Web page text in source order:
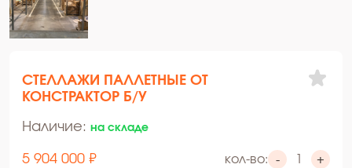
СТЕЛЛАЖИ ПАЛЛЕТНЫЕ ОТ
КОНСТРАКТОР Б/У
Наличие: на складе
5 904 000 ₽ кол-во: - +